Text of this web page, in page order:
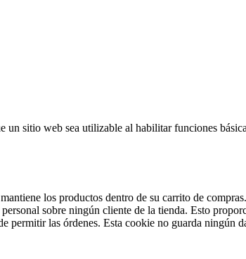
un sitio web sea utilizable al habilitar funciones
los productos dentro de su carrito de
sobre ningún cliente de la tienda. Esto
permitir las órdenes. Esta cookie no guarda ningún